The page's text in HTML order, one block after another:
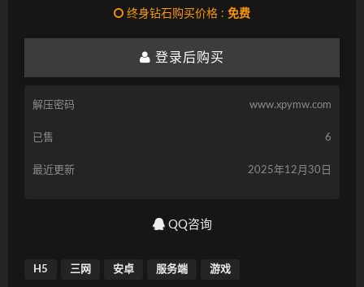
终身钻石购买价格 : 免费
登录后购买
解压密码 www.xpymw.com
已售 6
最近更新 2025年12月30日
QQ咨询
H5 三网 安卓 服务端 游戏